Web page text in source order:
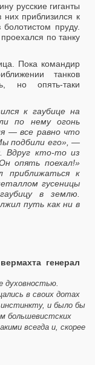
русские гиганты
приблизился к
пруду.
по танку
Пока командир
танков
но опять-таки
к гаубице на
по нему огонь
— все равно что
подбили его», —
Вдруг кто-то из
опять поехал!»
приближаться к
гусеницы
в землю.
путь как ни в
генерал
духовностью.
в своих дотах
и было бы
большевистских
всегда и, скорее